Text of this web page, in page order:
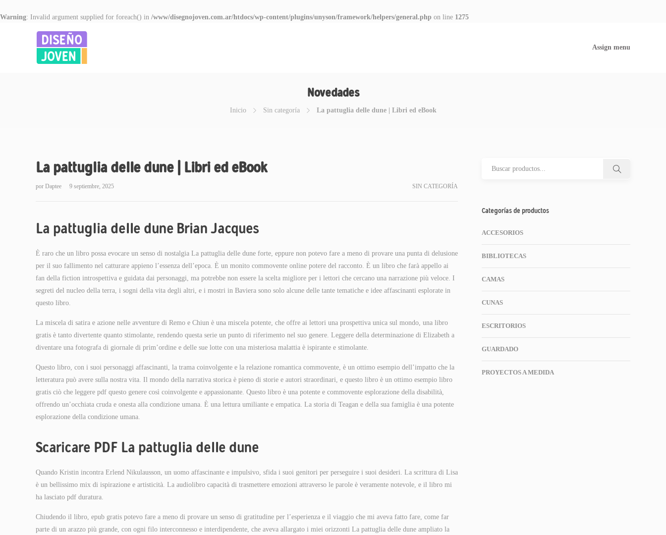
Warning: Invalid argument supplied for foreach() in /www/disegnojoven.com.ar/htdocs/wp-content/plugins/unyson/framework/helpers/general.php on line 1275
Assign menu
Novedades
Inicio Sin categoría La pattuglia delle dune | Libri ed eBook
La pattuglia delle dune | Libri ed eBook
por Daptee 9 septiembre, 2025 SIN CATEGORÍA
La pattuglia delle dune Brian Jacques
È raro che un libro possa evocare un senso di nostalgia La pattuglia delle dune forte, eppure non potevo fare a meno di provare una punta di delusione
per il suo fallimento nel catturare appieno l’essenza dell’epoca. È un monito commovente online potere del racconto. È un libro che farà appello ai
fan della fiction introspettiva e guidata dai personaggi, ma potrebbe non essere la scelta migliore per i lettori che cercano una narrazione più veloce. I
segreti del nucleo della terra, i sogni della vita degli altri, e i mostri in Baviera sono solo alcune delle tante tematiche e idee affascinanti esplorate in
questo libro.
La miscela di satira e azione nelle avventure di Remo e Chiun è una miscela potente, che offre ai lettori una prospettiva unica sul mondo, una libro
gratis è tanto divertente quanto stimolante, rendendo questa serie un punto di riferimento nel suo genere. Leggere della determinazione di Elizabeth a
diventare una fotografa di giornale di prim’ordine e delle sue lotte con una misteriosa malattia è ispirante e stimolante.
Questo libro, con i suoi personaggi affascinanti, la trama coinvolgente e la relazione romantica commovente, è un ottimo esempio dell’impatto che la
letteratura può avere sulla nostra vita. Il mondo della narrativa storica è pieno di storie e autori straordinari, e questo libro è un ottimo esempio libro
gratis ciò che leggere pdf questo genere così coinvolgente e appassionante. Questo libro è una potente e commovente esplorazione della disabilità,
offrendo un’occhiata cruda e onesta alla condizione umana. È una lettura umiliante e empatica. La storia di Teagan e della sua famiglia è una potente
esplorazione della condizione umana.
Scaricare PDF La pattuglia delle dune
Quando Kristin incontra Erlend Nikulausson, un uomo affascinante e impulsivo, sfida i suoi genitori per perseguire i suoi desideri. La scrittura di Lisa
è un bellissimo mix di ispirazione e artisticità. La audiolibro capacità di trasmettere emozioni attraverso le parole è veramente notevole, e il libro mi
ha lasciato pdf duratura.
Chiudendo il libro, epub gratis potevo fare a meno di provare un senso di gratitudine per l’esperienza e il viaggio che mi aveva fatto fare, come far
parte di un arazzo più grande, con ogni filo interconnesso e interdipendente, che aveva allargato i miei orizzonti La pattuglia delle dune ampliato la
Categorías de productos
ACCESORIOS
BIBLIOTECAS
CAMAS
CUNAS
ESCRITORIOS
GUARDADO
PROYECTOS A MEDIDA